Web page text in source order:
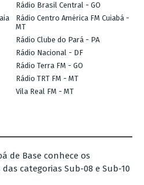
Rádio Brasil Central - GO
Rádio Centro América FM Cuiabá -
MT
Rádio Clube do Pará - PA
Rádio Nacional - DF
Rádio Terra FM - GO
Rádio TRT FM - MT
Vila Real FM - MT
de Base conhece os
categorias Sub-08 e Sub-10